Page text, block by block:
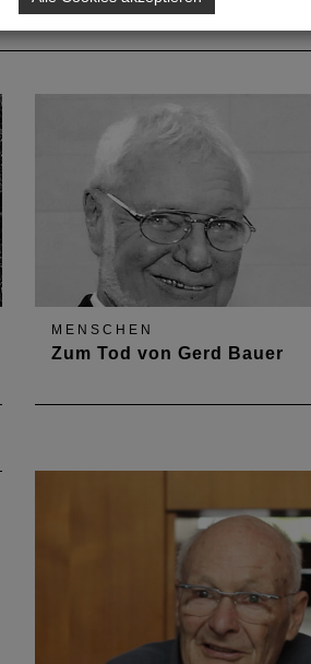
MENSCHEN
Zum Tod von Gerd Bauer
im Juni dieses Jahres hätte feiern
können, verstorben.